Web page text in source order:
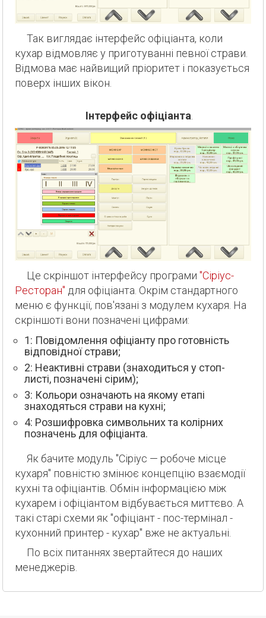
Так виглядає інтерфейс офіціанта, коли
кухар відмовляє у приготуванні певної страви.
Відмова має найвищий пріоритет і показується
поверх інших вікон.
Інтерфейс офіціанта
Це скріншот інтерфейсу програми "Сіріус-
Ресторан" для офіціанта. Окрім стандартного
меню є функції, пов'язані з модулем кухаря. На
скріншоті вони позначені цифрами:
1: Повідомлення офіціанту про готовність
відповідної страви;
2: Неактивні страви (знаходиться у стоп-
листі, позначені сірим);
3: Кольори означають на якому етапі
знаходяться страви на кухні;
4: Розшифровка символьних та колірних
позначень для офіціанта.
Як бачите модуль "Сіріус — робоче місце
кухаря" повністю змінює концепцію взаємодії
кухні та офіціантів. Обмін інформацією між
кухарем і офіціантом відбувається миттєво. А
такі старі схеми як "офіціант - пос-термінал -
кухонний принтер - кухар" вже не актуальні.
По всіх питаннях звертайтеся до наших
менеджерів.